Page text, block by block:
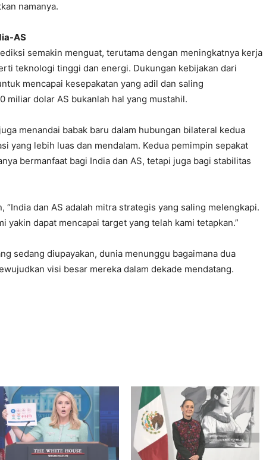
namanya.
AS
semakin menguat, terutama dengan meningkatnya kerja
teknologi tinggi dan energi. Dukungan kebijakan dari
mencapai kesepakatan yang adil dan saling
miliar dolar AS bukanlah hal yang mustahil.
menandai babak baru dalam hubungan bilateral kedua
yang lebih luas dan mendalam. Kedua pemimpin sepakat
bermanfaat bagi India dan AS, tetapi juga bagi stabilitas
“India dan AS adalah mitra strategis yang saling melengkapi.
yakin dapat mencapai target yang telah kami tetapkan.”
sedang diupayakan, dunia menunggu bagaimana dua
visi besar mereka dalam dekade mendatang.